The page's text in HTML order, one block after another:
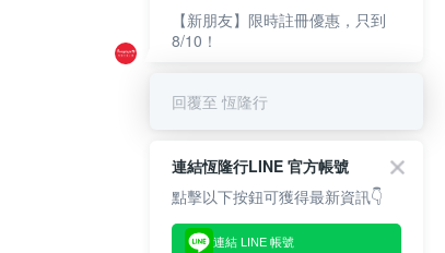
【新朋友】限時註冊優惠，只到
8/10！
回覆至 恆隆行
連結恆隆行LINE 官方帳號
點擊以下按鈕可獲得最新資訊👇
連結 LINE 帳號